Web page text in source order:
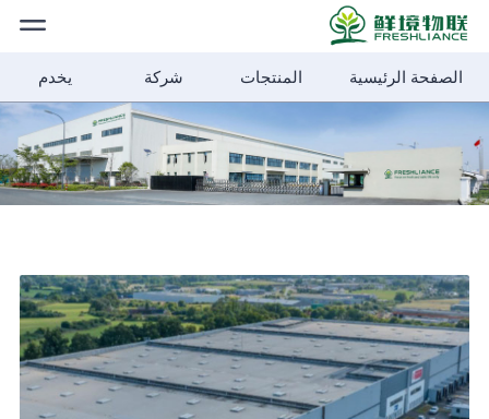
الصفحة
المنتجات
حلول
شركة
الصفحة الرئيسية المنتجات شركة يخدم